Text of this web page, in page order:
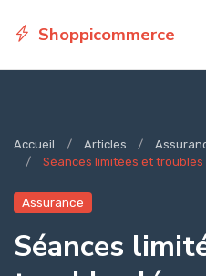
Shoppicommerce
Accueil Articles
Séances limitées et troubles
Assurance
Séances